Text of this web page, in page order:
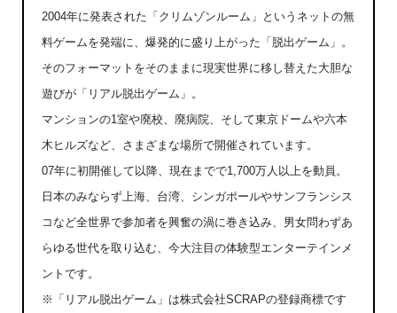
2004年に発表された「クリムゾンルーム」というネットの無
料ゲームを発端に、爆発的に盛り上がった「脱出ゲーム」。
そのフォーマットをそのままに現実世界に移し替えた大胆な
遊びが「リアル脱出ゲーム」。
マンションの1室や廃校、廃病院、そして東京ドームや六本
木ヒルズなど、さまざまな場所で開催されています。
07年に初開催して以降、現在までで1,700万人以上を動員。
日本のみならず上海、台湾、シンガポールやサンフランシス
コなど全世界で参加者を興奮の渦に巻き込み、男女問わずあ
らゆる世代を取り込む、今大注目の体験型エンターテインメ
ントです。
※「リアル脱出ゲーム」は株式会社SCRAPの登録商標です